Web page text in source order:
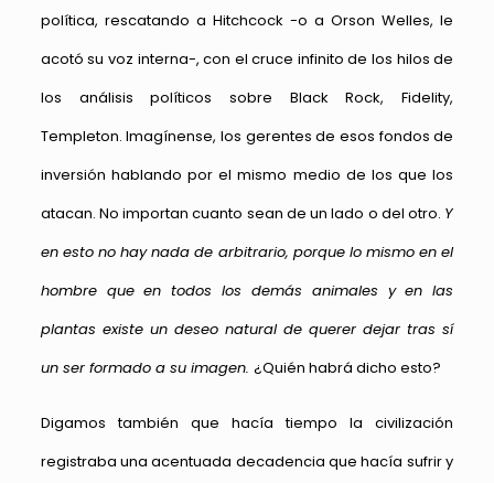
política, rescatando a Hitchcock -o a Orson Welles, le
acotó su voz interna-, con el cruce infinito de los hilos de
los análisis políticos sobre Black Rock, Fidelity,
Templeton. Imagínense, los gerentes de esos fondos de
inversión hablando por el mismo medio de los que los
atacan. No importan cuanto sean de un lado o del otro. Y
en esto no hay nada de arbitrario, porque lo mismo en el
hombre que en todos los demás animales y en las
plantas existe un deseo natural de querer dejar tras sí
un ser formado a su imagen. ¿Quién habrá dicho esto?
Digamos también que hacía tiempo la civilización
registraba una acentuada decadencia que hacía sufrir y